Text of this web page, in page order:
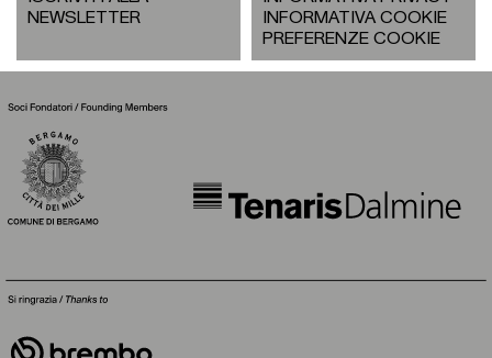
NEWSLETTER
INFORMATIVA COOKIE
PREFERENZE COOKIE